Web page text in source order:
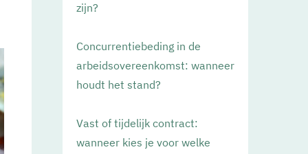
zijn?
Concurrentiebeding in de
arbeidsovereenkomst: wanneer
houdt het stand?
Vast of tijdelijk contract:
wanneer kies je voor welke